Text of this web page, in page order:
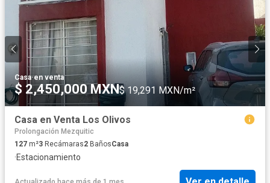
Casa·en venta
$ 2,450,000 MXN$ 19,291 MXN/m²
Casa en Venta Los Olivos
Prolongación Mezquitic
127 m²3 Recámaras2 BañosCasa
·Estacionamiento